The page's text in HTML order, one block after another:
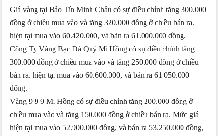
Giá vàng tại Bảo Tín Minh Châu có sự điều chỉnh tăng 300.000
đồng ở chiều mua vào và tăng 320.000 đồng ở chiều bán ra.
hiện tại mua vào 60.420.000, và bán ra 61.000.000 đồng.
Công Ty Vàng Bạc Đá Quý Mi Hồng có sự điều chỉnh tăng
300.000 đồng ở chiều mua vào và tăng 250.000 đồng ở chiều
bán ra. hiện tại mua vào 60.600.000, và bán ra 61.050.000
đồng.
Vàng 9 9 9 Mi Hồng có sự điều chỉnh tăng 200.000 đồng ở
chiều mua vào và tăng 150.000 đồng ở chiều bán ra. Mức giá
hiện tại mua vào 52.900.000 đồng, và bán ra 53.250.000 đồng,